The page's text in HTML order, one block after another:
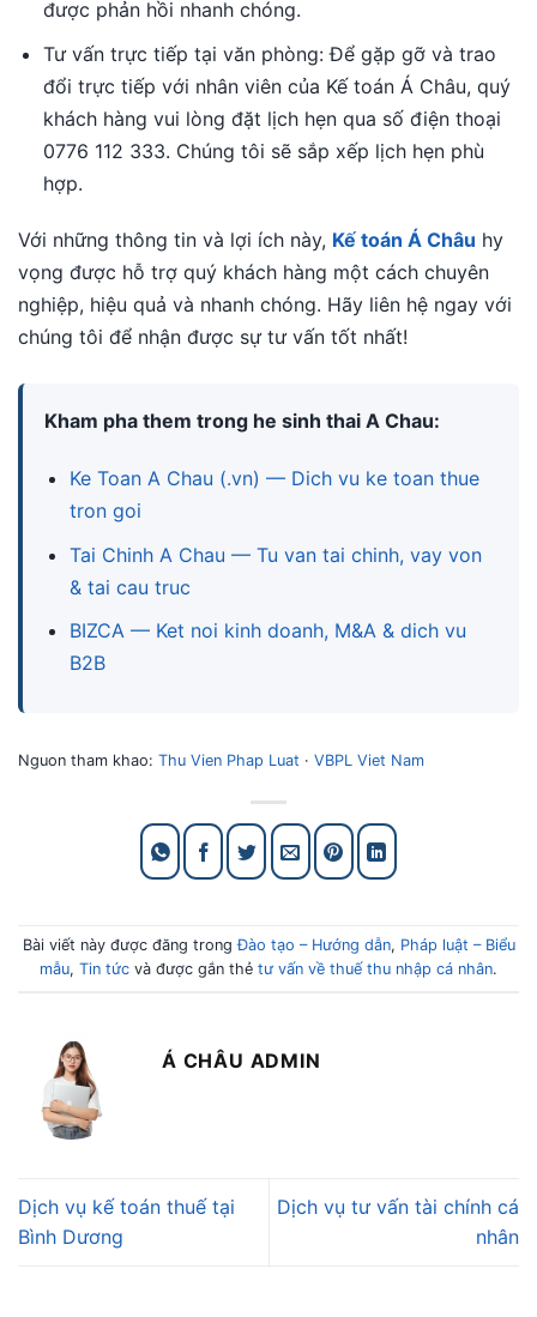
được phản hồi nhanh chóng.
Tư vấn trực tiếp tại văn phòng: Để gặp gỡ và trao
đổi trực tiếp với nhân viên của Kế toán Á Châu, quý
khách hàng vui lòng đặt lịch hẹn qua số điện thoại
0776 112 333. Chúng tôi sẽ sắp xếp lịch hẹn phù
hợp.
Với những thông tin và lợi ích này, Kế toán Á Châu hy
vọng được hỗ trợ quý khách hàng một cách chuyên
nghiệp, hiệu quả và nhanh chóng. Hãy liên hệ ngay với
chúng tôi để nhận được sự tư vấn tốt nhất!
Kham pha them trong he sinh thai A Chau:
Ke Toan A Chau (.vn) — Dich vu ke toan thue
tron goi
Tai Chinh A Chau — Tu van tai chinh, vay von
& tai cau truc
BIZCA — Ket noi kinh doanh, M&A & dich vu
B2B
Nguon tham khao: Thu Vien Phap Luat · VBPL Viet Nam
Bài viết này được đăng trongĐào tạo – Hướng dẫn, Pháp luật – Biểu
mẫu, Tin tức và được gắn thẻ tư vấn về thuế thu nhập cá nhân.
Á CHÂU ADMIN
Dịch vụ kế toán thuế tại
Bình Dương
Dịch vụ tư vấn tài chính cá
nhân